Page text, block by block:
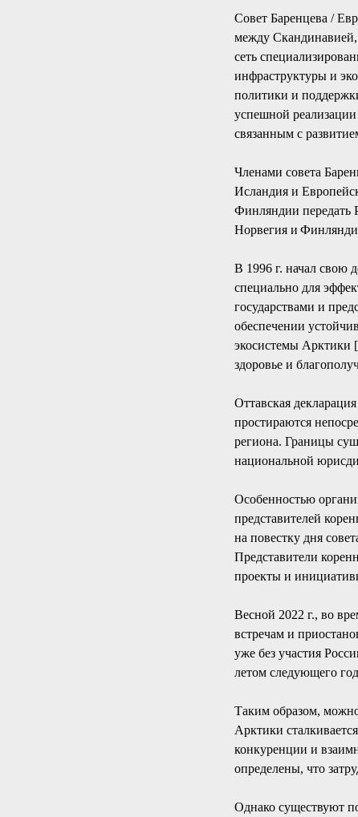
Совет Баренцева /
между Скандинавией,
сеть
инфраструктуры и
политики и
успешной
связанным с
Членами совета
Исландия и
Финляндии передать
Норвегия и
В 1996 г. начал свою
специально для
государствами и
обеспечении
экосистемы Арктики
здоровье и
Оттавская
простираются
региона. Границы
национальной
Особенностью
представителей
на повестку дня
Представители
проекты и
Весной 2022 г., во
встречам и
уже без участия
летом следующего
Таким образом,
Арктики
конкуренции и
определены, что
Однако существуют